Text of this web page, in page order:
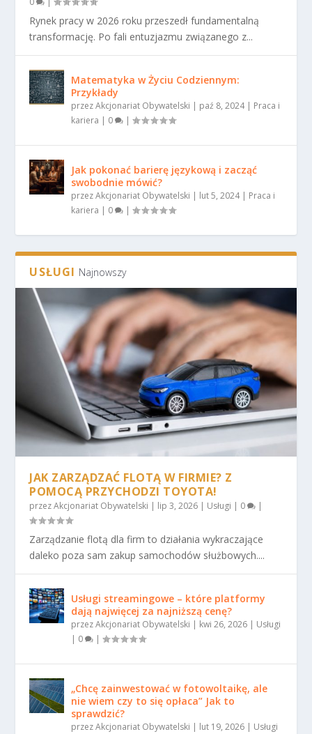
Rynek pracy w 2026 roku przeszedł fundamentalną
transformację. Po fali entuzjazmu związanego z...
Matematyka w Życiu Codziennym:
Przykłady
przezAkcjonariat Obywatelski | paź 8, 2024| Praca i
kariera | 0 |
Jak pokonać barierę językową i zacząć
swobodnie mówić?
przezAkcjonariat Obywatelski | lut 5, 2024| Praca i
kariera | 0 |
USŁUGI Najnowszy
JAK ZARZĄDZAĆ FLOTĄ W FIRMIE? Z
POMOCĄ PRZYCHODZI TOYOTA!
przezAkcjonariat Obywatelski | lip 3, 2026 | Usługi | 0 |
Zarządzanie flotą dla firm to działania wykraczające
daleko poza sam zakup samochodów służbowych....
Usługi streamingowe – które platformy
dają najwięcej za najniższą cenę?
przezAkcjonariat Obywatelski | kwi 26, 2026 | Usługi
| 0 |
„Chcę zainwestować w fotowoltaikę, ale
nie wiem czy to się opłaca” Jak to
sprawdzić?
przezAkcjonariat Obywatelski | lut 19, 2026 | Usługi